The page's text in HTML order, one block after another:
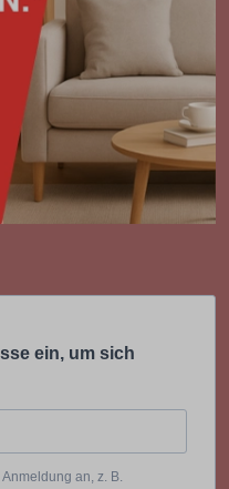
ein, um sich
an, z. B.